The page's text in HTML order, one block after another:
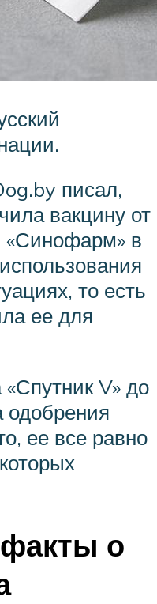
писал,
вакцину от
«Синофарм» в
то есть
ее для
V» до
одобрения
ее все равно
о